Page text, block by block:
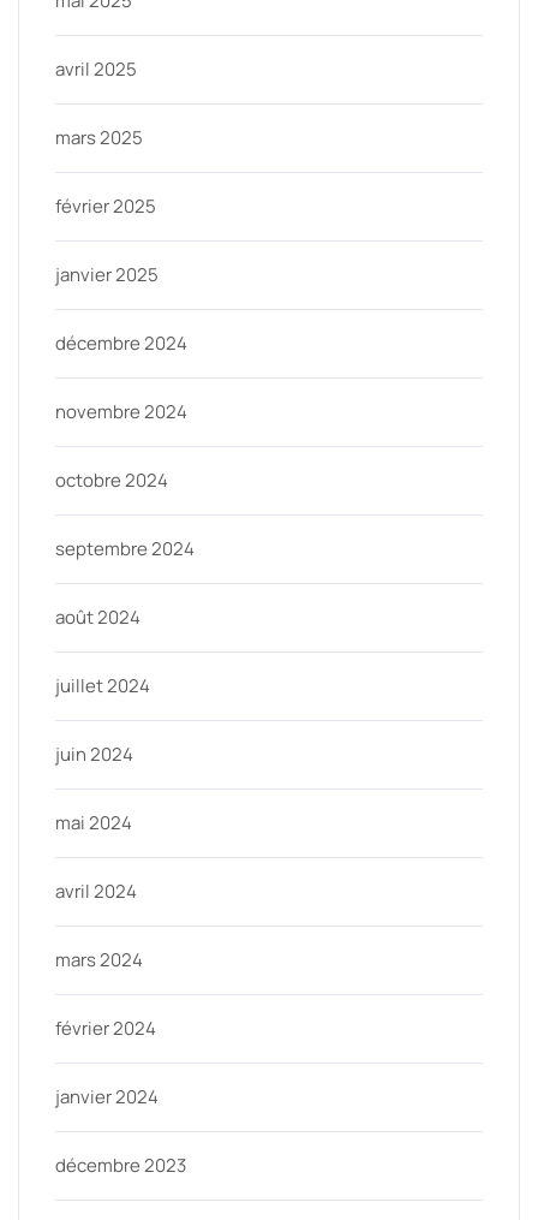
avril 2025
mars 2025
février 2025
janvier 2025
décembre 2024
novembre 2024
octobre 2024
septembre 2024
août 2024
juillet 2024
juin 2024
mai 2024
avril 2024
mars 2024
février 2024
janvier 2024
décembre 2023